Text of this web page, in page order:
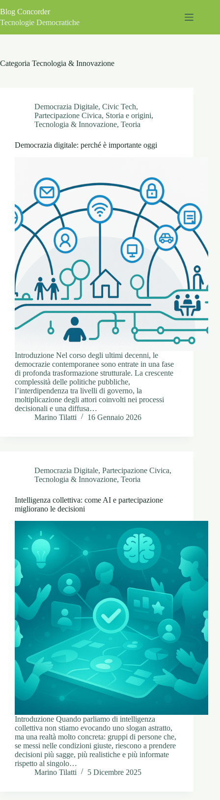
al
contenuto
Blog Concorder
Tecnologie Democratiche
Categoria Tecnologia & Innovazione
Democrazia Digitale, Civic Tech,
Partecipazione Civica, Storia e origini,
Tecnologia & Innovazione, Teoria
Democrazia digitale: perché è importante oggi
Introduzione Nel corso degli ultimi decenni, le
democrazie contemporanee sono entrate in una fase
di profonda trasformazione strutturale. La crescente
complessità delle politiche pubbliche,
l’interdipendenza tra livelli di governo, la
moltiplicazione degli attori coinvolti nei processi
decisionali e una diffusa…
Marino Tilatti
16 Gennaio 2026
Democrazia Digitale, Partecipazione Civica,
Tecnologia & Innovazione, Teoria
Intelligenza collettiva: come AI e partecipazione
migliorano le decisioni
Introduzione Quando parliamo di intelligenza
collettiva non stiamo evocando uno slogan astratto,
ma una realtà molto concreta: gruppi di persone che,
se messi nelle condizioni giuste, riescono a prendere
decisioni più sagge, più realistiche e più informate
rispetto al singolo…
Marino Tilatti
5 Dicembre 2025